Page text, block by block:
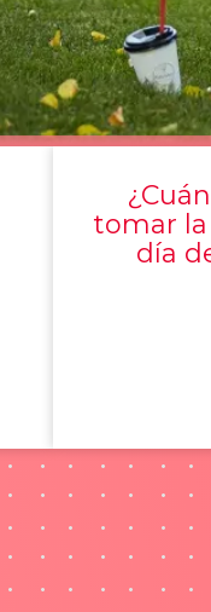
tomar la
día